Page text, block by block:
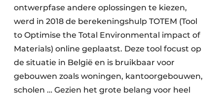
ontwerpfase andere oplossingen te kiezen,
werd in 2018 de berekeningshulp TOTEM (Tool
to Optimise the Total Environmental impact of
Materials) online geplaatst. Deze tool focust op
de situatie in België en is bruikbaar voor
gebouwen zoals woningen, kantoorgebouwen,
scholen … Gezien het grote belang voor heel